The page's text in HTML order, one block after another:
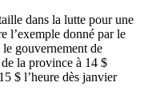
dans la lutte pour une
l’exemple donné par le
gouvernement de
la province à 14 $
$ l’heure dès janvier